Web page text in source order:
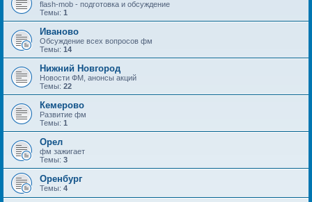
flash-mob - подготовка и обсуждение
Темы: 1
Иваново
Обсуждение всех вопросов фм
Темы: 14
Нижний Новгород
Новости ФМ, анонсы акций
Темы: 22
Кемерово
Развитие фм
Темы: 1
Орел
фм зажигает
Темы: 3
Оренбург
Темы: 4